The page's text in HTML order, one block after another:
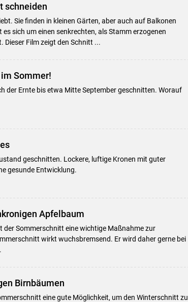
schneiden
Sie finden in kleinen Gärten, aber auch auf Balkonen
sich um einen senkrechten, als Stamm erzogenen
Film zeigt den Schnitt ...
Sommer!
der Ernte bis etwa Mitte September geschnitten. Worauf
geschnitten. Lockere, luftige Kronen mit guter
gesunde Entwicklung.
Apfelbaum
der Sommerschnitt eine wichtige Maßnahme zur
wirkt wuchsbremsend. Er wird daher gerne bei
Birnbäumen
eine gute Möglichkeit, um den Winterschnitt zu